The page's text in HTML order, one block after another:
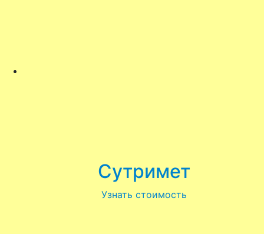
Сутримет
Узнать стоимость